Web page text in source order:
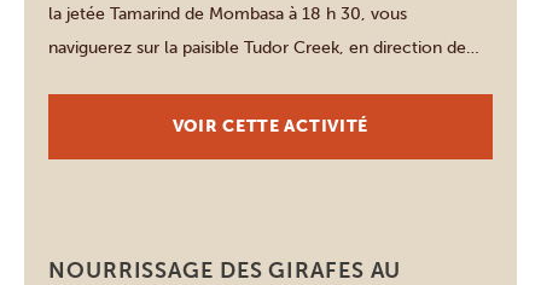
la jetée Tamarind de Mombasa à 18 h 30, vous
naviguerez sur la paisible Tudor Creek, en direction de
vous sera servi, accompagné du fameux cocktail
VOIR CETTE ACTIVITÉ
Mombasa
NOURRISSAGE DES GIRAFES AU